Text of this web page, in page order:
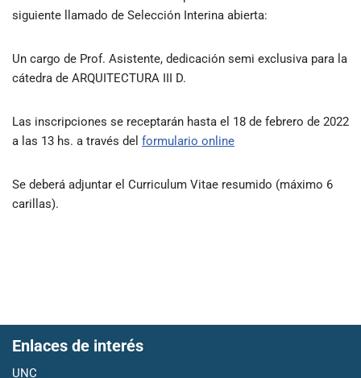
siguiente llamado de Selección Interina abierta:
Un cargo de Prof. Asistente, dedicación semi exclusiva para la
cátedra de ARQUITECTURA III D.
Las inscripciones se receptarán hasta el 18 de febrero de 2022
a las 13 hs. a través del formulario online
Se deberá adjuntar el Curriculum Vitae resumido (máximo 6
carillas).
Enlaces de interés
UNC